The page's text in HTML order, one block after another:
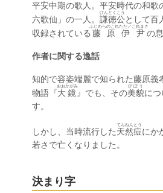
平安中期の歌人。平安時代の和歌
六歌仙」の一人。 謙徳公
けんとくこう
として百
収録されている 藤原伊尹
ふじわらのこれただ／これまさ
の息
作者に関する逸話
知的で容姿端麗で知られた藤原義
物語『大鏡
おおかがみ
』でも、その美貌
びぼう
につ
す。
しかし、当時流行した天然痘
てんねんとう
にか
若さで亡くなりました。
決まり字